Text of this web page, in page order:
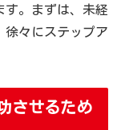
す。まずは、未経
徐々にステップア
させるため